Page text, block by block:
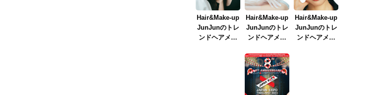
Hair&Make-up
JunJunのトレ
ンドヘアメイ
Hair&Make-up
JunJunのトレ
ンドヘアメイ
イク
ver.2023』
Hair&Make-up
JunJunのトレ
ンドヘアメイ